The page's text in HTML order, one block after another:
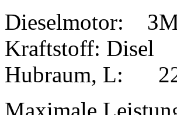
Dieselmotor:
Kraftstoff: Disel
Hubraum, L: